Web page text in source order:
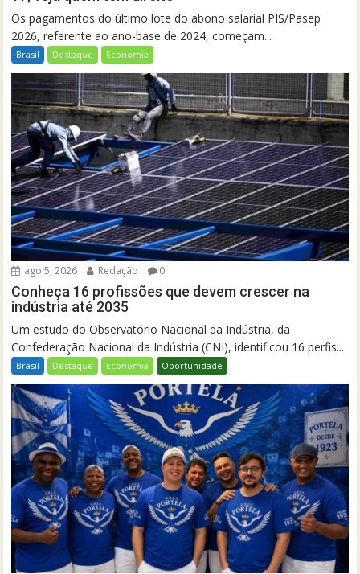
Os pagamentos do último lote do abono salarial PIS/Pasep
2026, referente ao ano-base de 2024, começam...
Brasil Destaque Economia
ago 5, 2026 Redação 0
Conheça 16 profissões que devem crescer na
indústria até 2035
Um estudo do Observatório Nacional da Indústria, da
Confederação Nacional da Indústria (CNI), identificou 16 perfis...
Brasil Destaque Economia Oportunidade